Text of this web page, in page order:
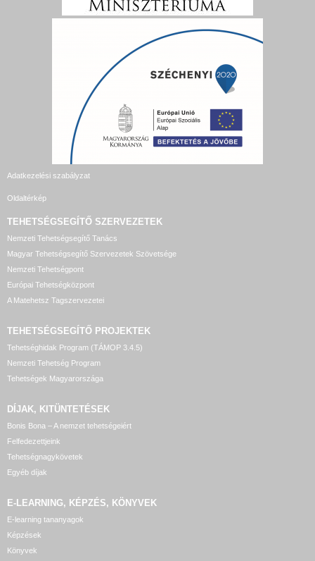
Adatkezelési szabályzat
Oldaltérkép
TEHETSÉGSEGÍTŐ SZERVEZETEK
Nemzeti Tehetségsegítő Tanács
Magyar Tehetségsegítő Szervezetek Szövetsége
Nemzeti Tehetségpont
Európai Tehetségközpont
A Matehetsz Tagszervezetei
TEHETSÉGSEGÍTŐ PROJEKTEK
Tehetséghidak Program (TÁMOP 3.4.5)
Nemzeti Tehetség Program
Tehetségek Magyarországa
DÍJAK, KITÜNTETÉSEK
Bonis Bona – A nemzet tehetségeiért
Felfedezettjeink
Tehetségnagykövetek
Egyéb díjak
E-LEARNING, KÉPZÉS, KÖNYVEK
E-learning tananyagok
Képzések
Könyvek